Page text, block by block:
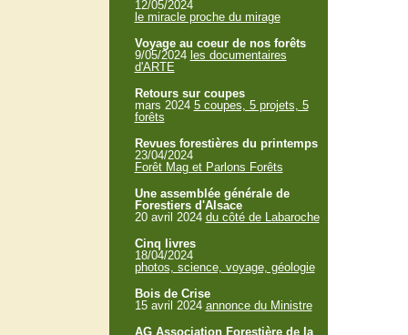
12/05/2024
le miracle proche du mirage
Voyage au coeur de nos forêts
9/05/2024 les documentaires
d'ARTE
Retours sur coupes
mars 2024 5 coupes, 5 projets, 5
forêts
Revues forestières du printemps
23/04/2024
Forêt Mag et Parlons Forêts
Une assemblée générale de
Forestiers d'Alsace
20 avril 2024 du côté de Labaroche
Cinq livres
18/04/2024
photos, science, voyage, géologie
Bois de Crise
15 avril 2024 annonce du Ministre
AG Association Forestière de la